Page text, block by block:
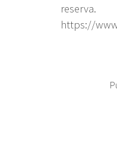
reserva.
https://